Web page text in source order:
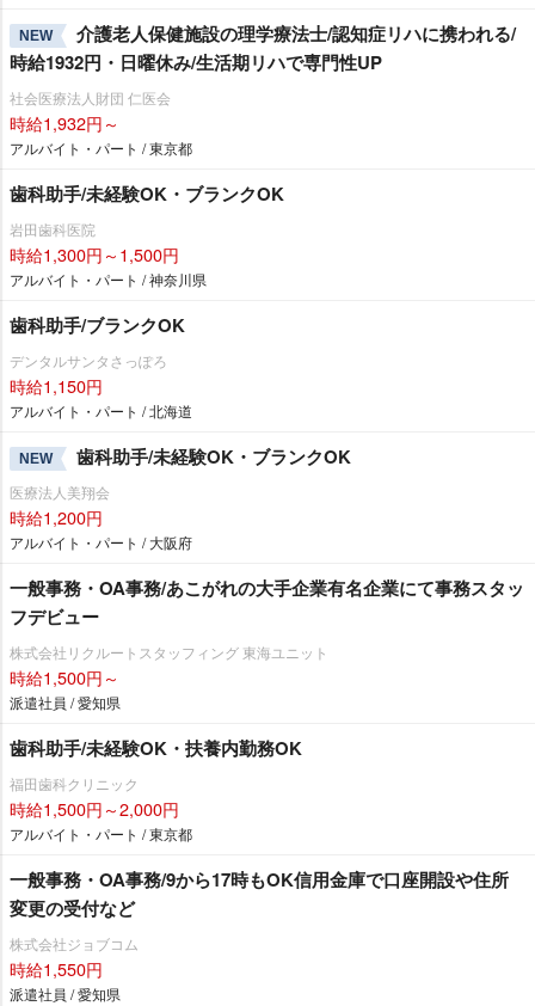
NEW
介護老人保健施設の理学療法士/認知症リハに携われる/
時給1932円・日曜休み/生活期リハで専門性UP
社会医療法人財団 仁医会
時給1,932円～
アルバイト・パート / 東京都
歯科助手/未経験OK・ブランクOK
田歯科医院
時給1,300円～1,500円
アルバイト・パート / 神奈川県
歯科助手/ブランクOK
デンタルサンタさっぽろ
時給1,150円
アルバイト・パート / 北海道
NEW 歯科助手/未経験OK・ブランクOK
医療法人美翔会
時給1,200円
アルバイト・パート / 大阪府
一般事務・OA事務/あこがれの大手企業有名企業にて事務スタッ
フデビュー
株式会社リクルートスタッフィング 東海ユニット
時給1,500円～
派遣社員 / 愛知県
歯科助手/未経験OK・扶養内勤務OK
福田歯科クリニック
時給1,500円～2,000円
アルバイト・パート / 東京都
一般事務・OA事務/9から17時もOK信用金庫で口座開設や住所
変更の受付など
株式会社ジョブコム
時給1,550円
派遣社員 / 愛知県